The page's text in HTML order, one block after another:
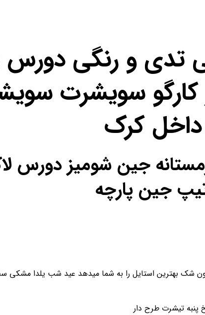
تدی و رنگی دورس
سویشرت
کرک
زمستانه جین شومیز
جین پارچه
بهترین استایل را به شما میدهد عید شب یلدا مشکی
تیشرت طرح دار